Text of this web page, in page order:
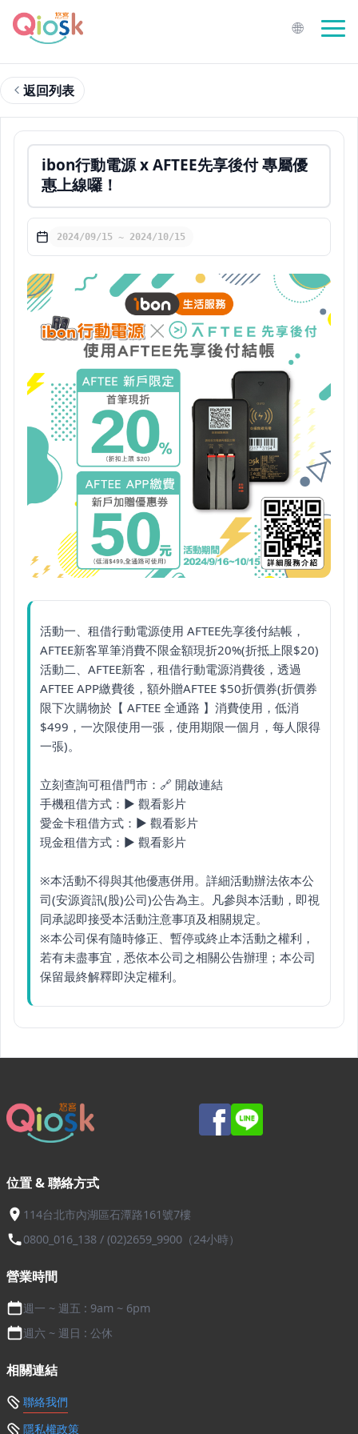
🌐
返回列表
ibon行動電源 x AFTEE先享後付 專屬優
惠上線囉！
2024/09/15 ~ 2024/10/15
活動一、租借行動電源使用 AFTEE先享後付結帳，
AFTEE新客單筆消費不限金額現折20%(折抵上限$20)
活動二、AFTEE新客，租借行動電源消費後，透過
AFTEE APP繳費後，額外贈AFTEE $50折價券(折價券
限下次購物於【 AFTEE 全通路 】消費使用，低消
$499，一次限使用一張，使用期限一個月，每人限得
一張)。
立刻查詢可租借門市： 🔗 開啟連結
手機租借方式： ▶ 觀看影片
愛金卡租借方式： ▶ 觀看影片
現金租借方式： ▶ 觀看影片
※本活動不得與其他優惠併用。詳細活動辦法依本公
司(安源資訊(股)公司)公告為主。凡參與本活動，即視
同承認即接受本活動注意事項及相關規定。
※本公司保有隨時修正、暫停或終止本活動之權利，
若有未盡事宜，悉依本公司之相關公告辦理；本公司
保留最終解釋即決定權利。
位置 & 聯絡方式
114台北市內湖區石潭路161號7樓
0800_016_138 / (02)2659_9900（24小時）
營業時間
週一 ~ 週五 : 9am ~ 6pm
週六 ~ 週日 : 公休
相關連結
聯絡我們
隱私權政策